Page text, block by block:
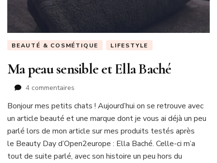
BEAUTÉ & COSMÉTIQUE LIFESTYLE
Ma peau sensible et Ella Baché
4 commentaires
peau
sensible
et
Baché
Bonjour mes petits chats ! Aujourd’hui on se retrouve avec
un article beauté et une marque dont je vous ai déjà un peu
parlé lors de mon article sur mes produits testés après
le Beauty Day d’Open2europe : Ella Baché. Celle-ci m’a
tout de suite parlé, avec son histoire un peu hors du